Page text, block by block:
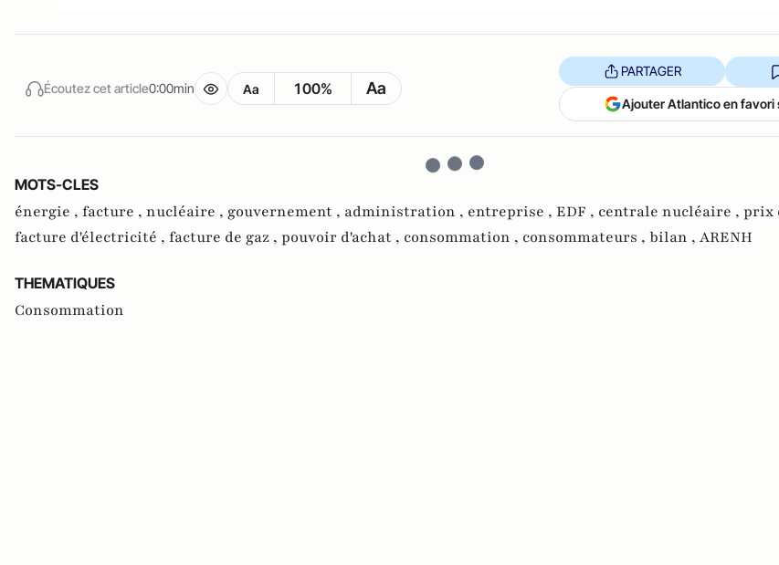
Écoutez cet article0:00min Aa 100% Aa
PARTAGER
Ajouter Atlantico en favori
MOTS-CLES
énergie , facture , nucléaire , gouvernement , administration , entreprise , EDF , centrale nucléaire , prix
facture d'électricité , facture de gaz , pouvoir d'achat , consommation , consommateurs , bilan , ARENH
THEMATIQUES
Consommation